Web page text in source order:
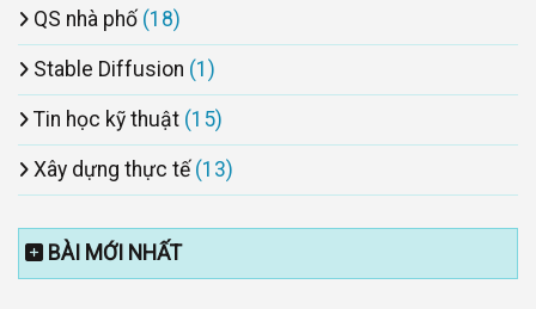
QS nhà phố (18)
Stable Diffusion (1)
Tin học kỹ thuật (15)
Xây dựng thực tế (13)
BÀI MỚI NHẤT